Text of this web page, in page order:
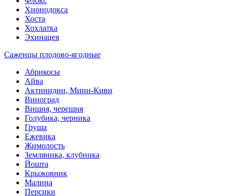
Хионодокса
Хоста
Хохлатка
Эхинацея
Саженцы плодово-ягодные
Абрикосы
Айва
Актинидии, Мини-Киви
Виноград
Вишня, черешня
Голубика, черника
Груша
Ежевика
Жимолость
Земляника, клубника
Йошта
Крыжовник
Малина
Персики